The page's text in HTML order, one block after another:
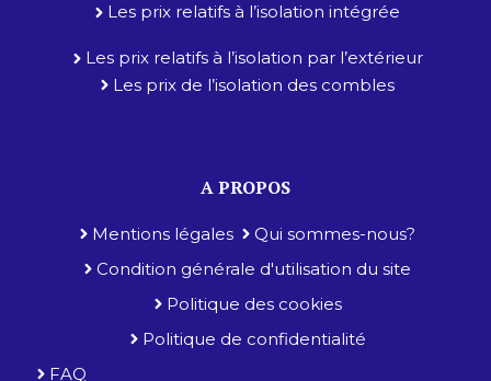
Les prix relatifs à l’isolation intégrée
Les prix relatifs à l’isolation par l’extérieur
Les prix de l’isolation des combles
A PROPOS
Mentions légales
Qui sommes-nous?
Condition générale d'utilisation du site
Politique des cookies
Politique de confidentialité
FAQ